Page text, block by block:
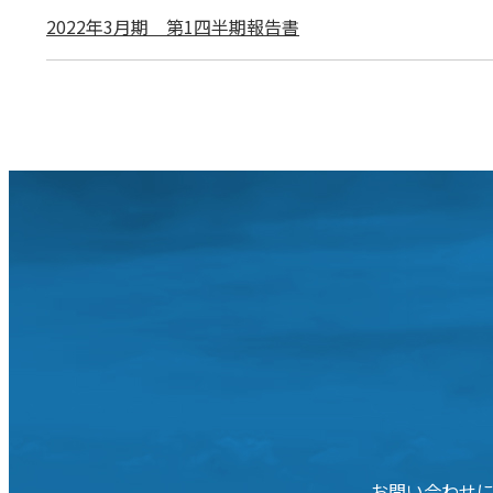
2022年3月期 第1四半期報告書